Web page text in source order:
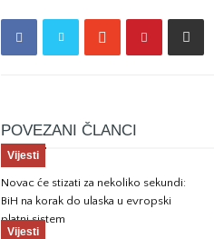
POVEZANI ČLANCI
Vijesti
Novac će stizati za nekoliko sekundi:
BiH na korak do ulaska u evropski
platni sistem
Vijesti